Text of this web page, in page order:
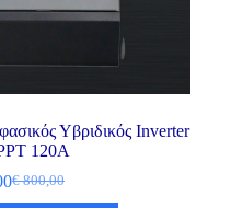
Υβριδικός Inverter
120A
€800,00